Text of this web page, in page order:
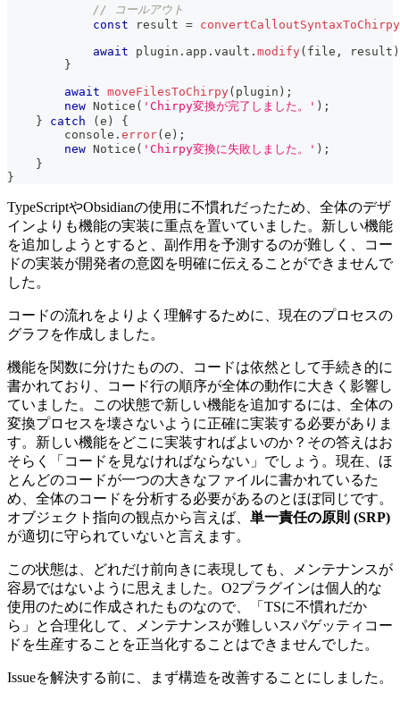
// コールアウト
const result = convertCalloutSyntaxToChirpy
await plugin . app . vault . modify( file , result )
}
await moveFilesToChirpy( plugin ) ;
new Notice ( 'Chirpy変換が完了しました。' ) ;
}
catch ( e )
{
console . error( e ) ;
new Notice ( 'Chirpy変換に失敗しました。' ) ;
}
}
TypeScriptやObsidianの使用に不慣れだったため、全体のデザ
インよりも機能の実装に重点を置いていました。新しい機能
を追加しようとすると、副作用を予測するのが難しく、コー
ドの実装が開発者の意図を明確に伝えることができませんで
した。
コードの流れをよりよく理解するために、現在のプロセスの
グラフを作成しました。
機能を関数に分けたものの、コードは依然として手続き的に
書かれており、コード行の順序が全体の動作に大きく影響し
ていました。この状態で新しい機能を追加するには、全体の
変換プロセスを壊さないように正確に実装する必要がありま
す。新しい機能をどこに実装すればよいのか？その答えはお
そらく「コードを見なければならない」でしょう。現在、ほ
とんどのコードが一つの大きなファイルに書かれているた
め、全体のコードを分析する必要があるのとほぼ同じです。
オブジェクト指向の観点から言えば、 単一責任の原則 (SRP)
が適切に守られていないと言えます。
この状態は、どれだけ前向きに表現しても、メンテナンスが
容易ではないように思えました。O2プラグインは個人的な
使用のために作成されたものなので、「TSに不慣れだか
ら」と合理化して、メンテナンスが難しいスパゲッティコー
ドを生産することを正当化することはできませんでした。
Issueを解決する前に、まず構造を改善することにしました。